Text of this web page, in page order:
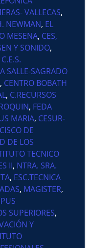
VALLECAS,
NEWMAN, EL
MESENA, CES,
Y SONIDO,
C.E.S.
SALLE-SAGRADO
, CENTRO BOBATH
, C.RECURSOS
, FEDA
MARIA, CESUR-
DE
DE LOS
TECNICO
II, NTRA. SRA.
, ESC.TECNICA
, MAGISTER,
SUPERIORES,
Y